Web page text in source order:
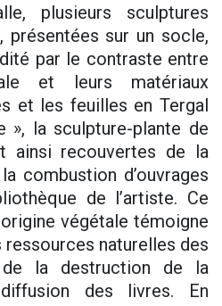
plusieurs sculptures
présentées sur un socle,
par le contraste entre
et leurs matériaux
et les feuilles en Tergal
», la sculpture-plante de
ainsi recouvertes de la
combustion d’ouvrages
de l’artiste. Ce
végétale témoigne
naturelles des
la destruction de la
des livres. En